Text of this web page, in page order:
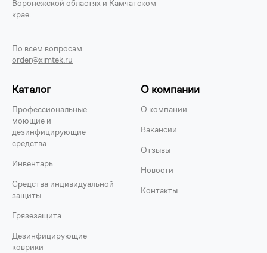
О компании
О компании
Вакансии
Отзывы
Новости
Контакты
Каталог
Профессиональные
моющие и
дезинфицирующие
средства
Инвентарь
Средства индивидуальной
защиты
Грязезащита
Дезинфицирующие
коврики
Воронежской областях и Камчатском
крае.
По всем вопросам:
order@ximtek.ru